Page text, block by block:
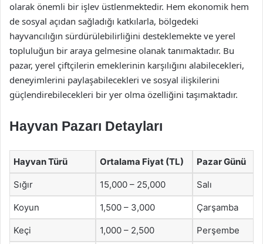
olarak önemli bir işlev üstlenmektedir. Hem ekonomik hem
de sosyal açıdan sağladığı katkılarla, bölgedeki
hayvancılığın sürdürülebilirliğini desteklemekte ve yerel
topluluğun bir araya gelmesine olanak tanımaktadır. Bu
pazar, yerel çiftçilerin emeklerinin karşılığını alabilecekleri,
deneyimlerini paylaşabilecekleri ve sosyal ilişkilerini
güçlendirebilecekleri bir yer olma özelliğini taşımaktadır.
Hayvan Pazarı Detayları
Hayvan Türü Ortalama Fiyat (TL) Pazar Günü
Sığır 15,000 – 25,000 Salı
Koyun 1,500 – 3,000 Çarşamba
Keçi 1,000 – 2,500 Perşembe